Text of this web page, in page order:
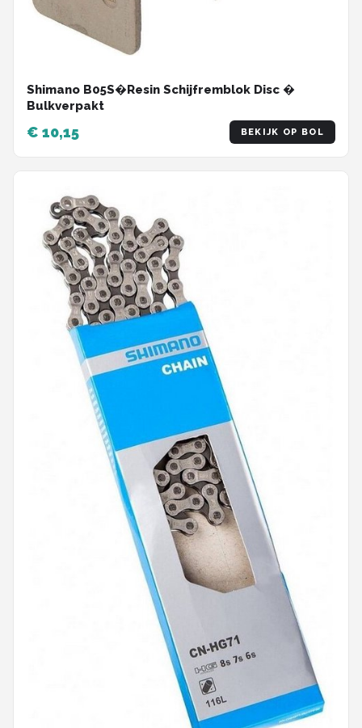
Shimano B05S�Resin Schijfremblok Disc �
Bulkverpakt
€ 10,15 BEKIJK OP BOL